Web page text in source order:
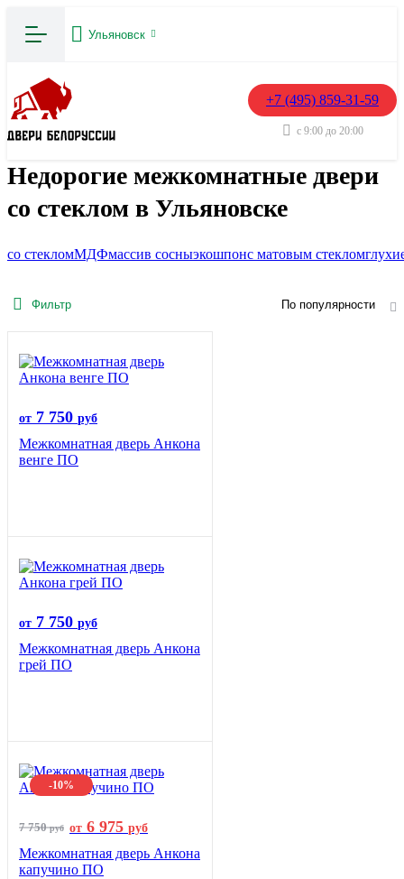
Ульяновск
+7 (495) 859-31-59
с 9:00 до 20:00
Недорогие межкомнатные двери
со стеклом в Ульяновске
со стекломМДФмассив сосныэкошпонс матовым стеклом
Фильтр По популярности
от 7 750 руб
Межкомнатная дверь Анкона
венге ПО
от 7 750 руб
Межкомнатная дверь Анкона
грей ПО
-10%
7 750руб от 6 975 руб
Межкомнатная дверь Анкона
капучино ПО